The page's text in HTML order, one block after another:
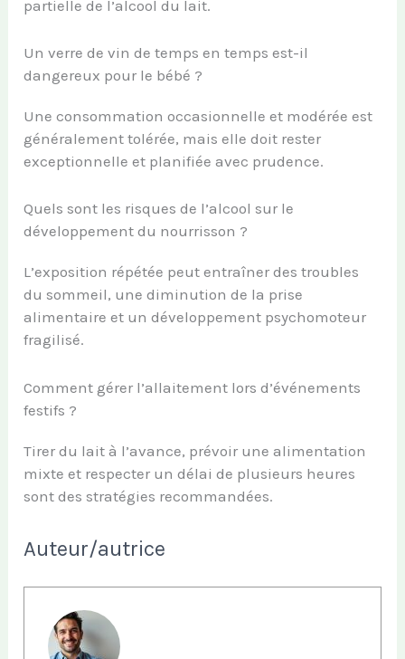
partielle de l’alcool du lait.
Un verre de vin de temps en temps est-il
dangereux pour le bébé ?
Une consommation occasionnelle et modérée est
généralement tolérée, mais elle doit rester
exceptionnelle et planifiée avec prudence.
Quels sont les risques de l’alcool sur le
développement du nourrisson ?
L’exposition répétée peut entraîner des troubles
du sommeil, une diminution de la prise
alimentaire et un développement psychomoteur
fragilisé.
Comment gérer l’allaitement lors d’événements
festifs ?
Tirer du lait à l’avance, prévoir une alimentation
mixte et respecter un délai de plusieurs heures
sont des stratégies recommandées.
Auteur/autrice